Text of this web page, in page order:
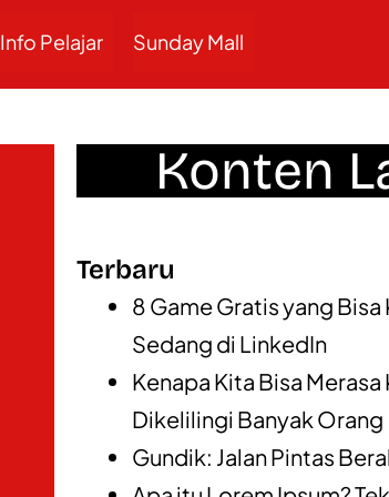
Info Pelajar Sunday Mall
Konten
Terbaru
8 Game Gratis yang Bisa
Sedang di LinkedIn
Kenapa Kita Bisa
Dikelilingi Banyak Orang
Gundik: Jalan Pintas